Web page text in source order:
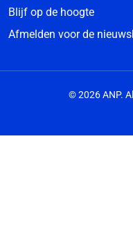
Blijf op de hoogte
Afmelden voor de
© 2026 ANP.